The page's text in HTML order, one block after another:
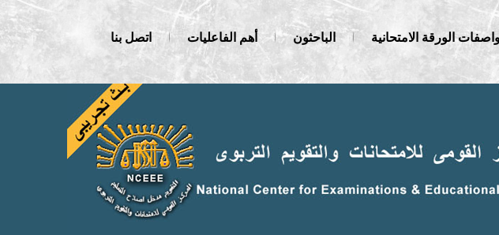
الورقة الامتحانية الباحثون أهم الفاعليات
اتصل بنا